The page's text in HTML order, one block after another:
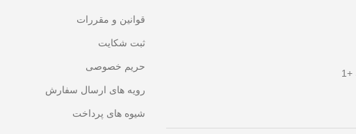
قوانین و مقررات
ثبت شکایت
حریم خصوصی
رویه های ارسال سفارش
شیوه های پرداخت